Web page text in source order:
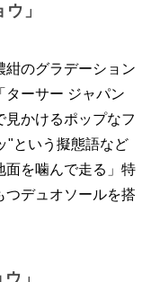
」
紺のグラデーション
ターサー ジャパン
見かけるポップなフ
"という擬態語など
面を噛んで走る」特
つデュオソールを搭
」